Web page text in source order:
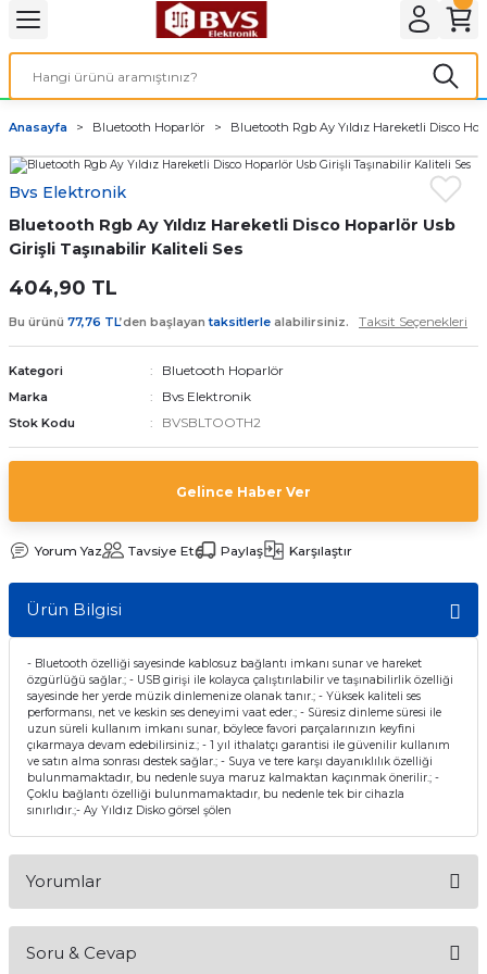
Geri Dön
Anasayfa Bluetooth Hoparlör Bluetooth Rgb Ay Yıldız Hareketli Disco
Bvs Elektronik
Bluetooth Rgb Ay Yıldız Hareketli Disco Hoparlör Usb
Girişli Taşınabilir Kaliteli Ses
404,90 TL
Bu ürünü 77,76 TL’den başlayantaksitlerle alabilirsiniz. Taksit Seçenekleri
Kategori Bluetooth Hoparlör
Marka Bvs Elektronik
Stok Kodu BVSBLTOOTH2
Gelince Haber Ver
Yorum Yaz Tavsiye Et Paylaş Karşılaştır
Ürün Bilgisi
- Bluetooth özelliği sayesinde kablosuz bağlantı imkanı sunar ve hareket
özgürlüğü sağlar.; - USB girişi ile kolayca çalıştırılabilir ve taşınabilirlik özelliği
sayesinde her yerde müzik dinlemenize olanak tanır.; - Yüksek kaliteli ses
performansı, net ve keskin ses deneyimi vaat eder.; - Süresiz dinleme süresi ile
uzun süreli kullanım imkanı sunar, böylece favori parçalarınızın keyfini
çıkarmaya devam edebilirsiniz.; - 1 yıl ithalatçı garantisi ile güvenilir kullanım
ve satın alma sonrası destek sağlar.; - Suya ve tere karşı dayanıklılık özelliği
bulunmamaktadır, bu nedenle suya maruz kalmaktan kaçınmak önerilir.; -
Çoklu bağlantı özelliği bulunmamaktadır, bu nedenle tek bir cihazla
sınırlıdır.;- Ay Yıldız Disko görsel şölen
Yorumlar
Soru & Cevap